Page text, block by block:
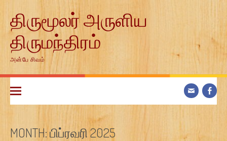
contentதிருமூலர் அருளிய
திருமந்திரம்
அன்பே சிவம்
MONTH:பிப்ரவரி 2025